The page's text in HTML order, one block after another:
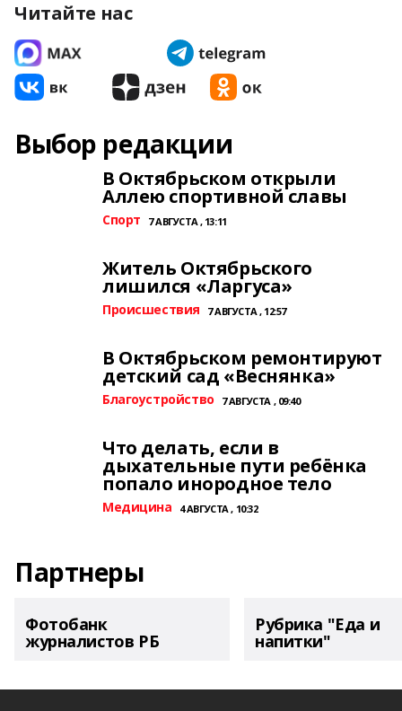
Читайте нас
Выбор редакции
В Октябрьском открыли
Аллею спортивной славы
Спорт 7 АВГУСТА , 13:11
Житель Октябрьского
лишился «Ларгуса»
Происшествия 7 АВГУСТА , 12:57
В Октябрьском ремонтируют
детский сад «Веснянка»
Благоустройство 7 АВГУСТА , 09:40
Что делать, если в
дыхательные пути ребёнка
попало инородное тело
Медицина 4 АВГУСТА , 10:32
Партнеры
Фотобанк
журналистов РБ
Рубрика "Еда и
напитки"